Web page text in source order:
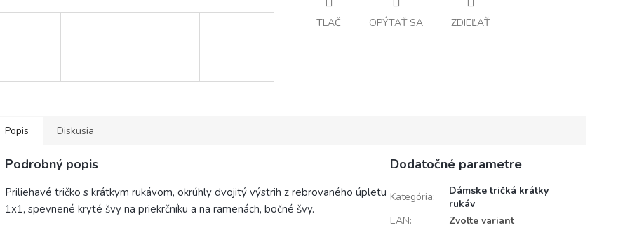
TLAČ OPÝTAŤ SA ZDIEĽAŤ
Popis Diskusia
Podrobný popis
Priliehavé tričko s krátkym rukávom, okrúhly dvojitý výstrih z rebrovaného úpletu
1x1, spevnené kryté švy na priekrčníku a na ramenách, bočné švy.
Dodatočné parametre
Kategória:
Dámske tričká krátky
rukáv
EAN:
Zvoľte variant